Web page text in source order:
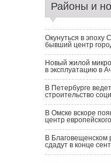
Районы и
Окунуться в
бывший центр
Новый жилой
в эксплуатацию в
В Петербурге
строительство
В Омске вскоре
центр
В Благовещенском
сдадут в конце